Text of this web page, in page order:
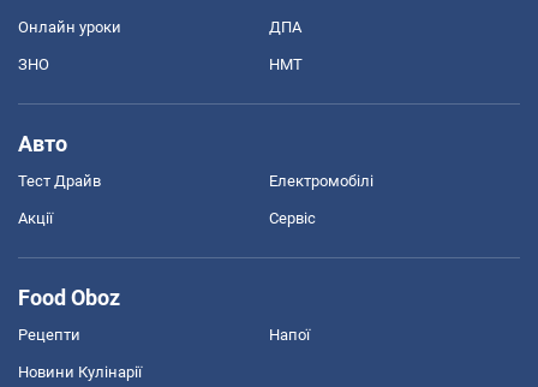
Онлайн уроки ДПА
ЗНО НМТ
Авто
Тест Драйв Електромобілі
Акції Сервіс
Food Oboz
Рецепти Напої
Новини Кулінарії